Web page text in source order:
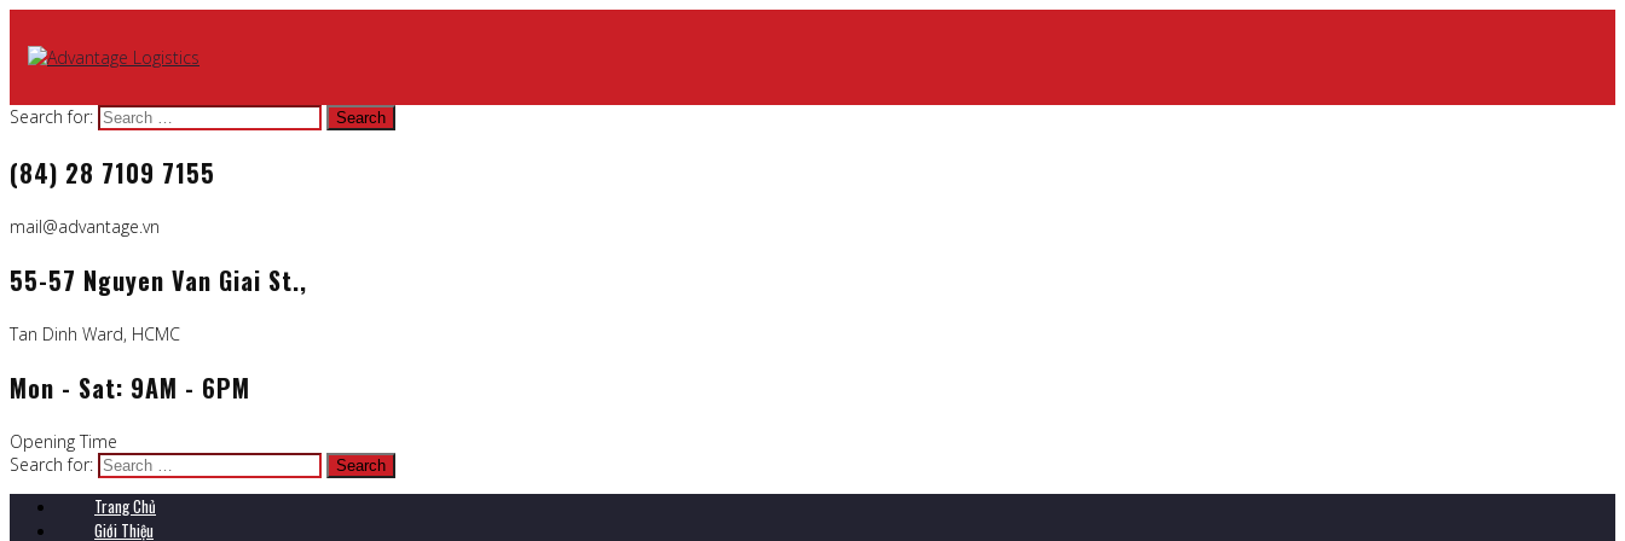
Search for:
(84) 28 7109 7155
mail@advantage.vn
55-57 Nguyen Van Giai St.,
Tan Dinh Ward, HCMC
Mon - Sat: 9AM - 6PM
Opening Time
Search for:
Trang Chủ
Giới Thiệu